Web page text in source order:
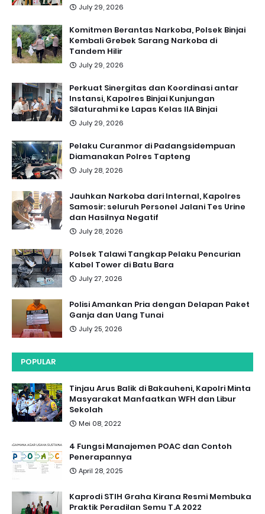
July 29, 2026
Komitmen Berantas Narkoba, Polsek Binjai
Kembali Grebek Sarang Narkoba di
Tandem Hilir
July 29, 2026
Perkuat Sinergitas dan Koordinasi antar
Instansi, Kapolres Binjai Kunjungan
Silaturahmi ke Lapas Kelas IIA Binjai
July 29, 2026
Pelaku Curanmor di Padangsidempuan
Diamanakan Polres Tapteng
July 28, 2026
Jauhkan Narkoba dari Internal, Kapolres
Samosir: seluruh Personel Jalani Tes Urine
dan Hasilnya Negatif
July 28, 2026
Polsek Talawi Tangkap Pelaku Pencurian
Kabel Tower di Batu Bara
July 27, 2026
Polisi Amankan Pria dengan Delapan Paket
Ganja dan Uang Tunai
July 25, 2026
POPULAR
Tinjau Arus Balik di Bakauheni, Kapolri Minta
Masyarakat Manfaatkan WFH dan Libur
Sekolah
Mei 08, 2022
4 Fungsi Manajemen POAC dan Contoh
Penerapannya
April 28, 2025
Kaprodi STIH Graha Kirana Resmi Membuka
Praktik Peradilan Semu T.A 2022